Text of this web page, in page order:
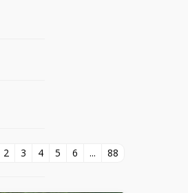
2 3 4 5 6 ... 88